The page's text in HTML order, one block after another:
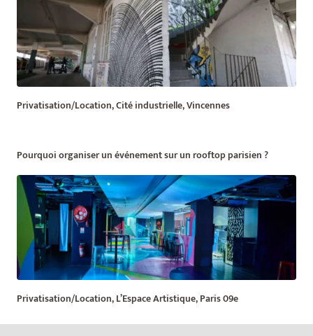
Privatisation/Location, Cité industrielle, Vincennes
Pourquoi organiser un événement sur un rooftop parisien ?
Privatisation/Location, L’Espace Artistique, Paris 09e